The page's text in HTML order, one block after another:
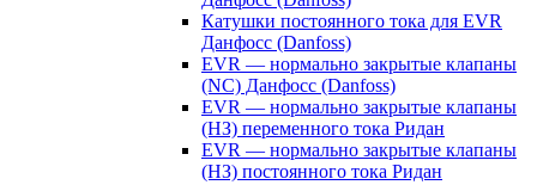
Катушки постоянного тока для EVR
Данфосс (Danfoss)
EVR — нормально закрытые клапаны
(NC) Данфосс (Danfoss)
EVR — нормально закрытые клапаны
(НЗ) переменного тока Ридан
EVR — нормально закрытые клапаны
(НЗ) постоянного тока Ридан